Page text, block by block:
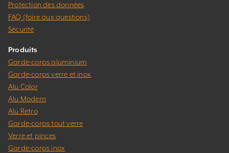
Protection des données
FAQ (foire aux questions)
Sécurité
Produits
Garde-corps aluminium
Garde-corps verre et inox
Alu Color
Alu Modern
Alu Retro
Garde-corps tout verre
Verre et pinces
Garde-corps inox